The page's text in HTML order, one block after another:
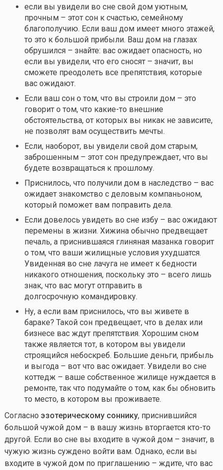
если вы увидели во сне свой дом уютным,
прочным – этот сон к счастью, семейному
благополучию. Если ваш дом имеет много этажей,
то это к большой прибыли. Ваш дом на глазах
обрушился – знайте: вас ожидает опасность, но
если вы увидели, что его сносят – значит, вы
сможете преодолеть все препятствия, которые
вас ожидают.
Если ваш сон о том, что вы строили дом – это
говорит о том, что какие-то внешние
обстоятельства, от которых вы никак не зависите,
не позволят вам осуществить мечты.
Если, наоборот, вы увидели свой дом старым,
заброшенным – этот сон предупреждает, что вы
будете возвращаться к прошлому.
Приснилось, что получили дом в наследство – вас
ожидает знакомство с деловым компаньоном,
который поможет вам поправить дела.
Если довелось увидеть во сне избу – вас ожидают
перемены в жизни. Хижина обычно предвещает
печаль, а приснившаяся глиняная мазанка говорит
о том, что ваши жилищные условия ухудшатся.
Увиденная во сне лачуга не имеет к бедности
никакого отношения, поскольку это – всего лишь
знак, что вас могут отправить в
долгосрочную командировку.
Ну, а если вам приснилось, что вы живете в
бараке? Такой сон предвещает, что в делах или
бизнесе вас ждут препятствия. Хорошим сном
также является тот, в котором вы увидели
строящийся небоскреб. Большие деньги, прибыль
и выгода – вот что вас ожидает. Увидели во сне
коттедж – ваше собственное жилище нуждается в
ремонте, так что подумайте о том, как бы обновить
то место, в котором вы проживаете.
Согласно эзотерическому соннику, приснившийся
большой чужой дом – в вашу жизнь вторгается кто-то
другой. Если во сне вы входите в чужой дом – значит, в
чужую жизнь суждено войти вам. Однако, если вы
входите в чужой дом по приглашению – ждите, что вас